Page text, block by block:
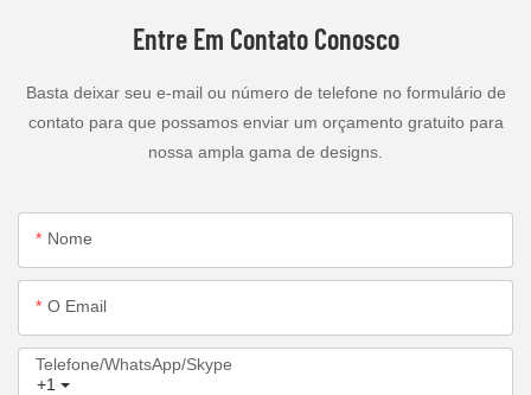
Entre Em Contato Conosco
Basta deixar seu e-mail ou número de telefone no formulário de
contato para que possamos enviar um orçamento gratuito para
nossa ampla gama de designs.
Nome
O Email
+1
Telefone/WhatsApp/Skype